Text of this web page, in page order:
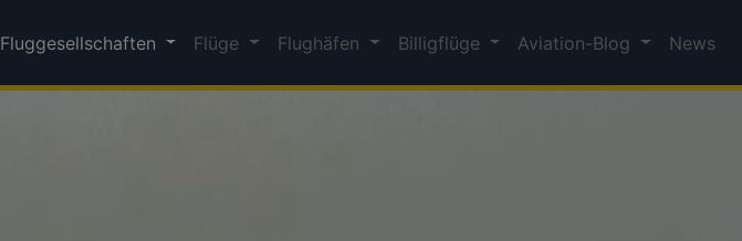
Fluggesellschaften Flüge Flughäfen Billigflüge Aviation-Blog News